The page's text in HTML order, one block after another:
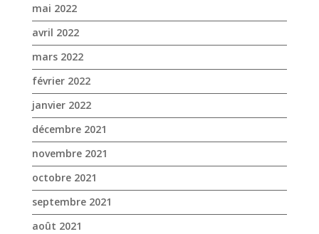
mai 2022
avril 2022
mars 2022
février 2022
janvier 2022
décembre 2021
novembre 2021
octobre 2021
septembre 2021
août 2021